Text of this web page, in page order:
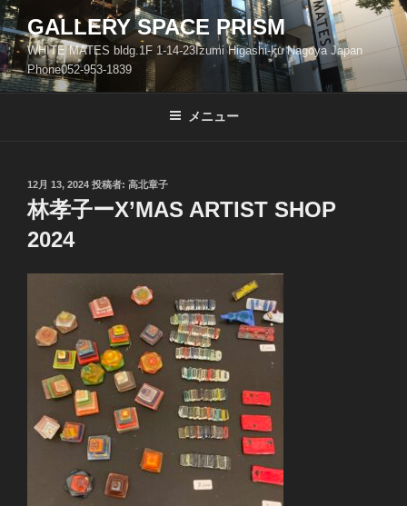
コ
ン
テ
ン
ツ
GALLERY SPACE PRISM
WHITE MATES bldg.1F 1-14-23Izumi Higashi-ku Nagoya Japan
Phone052-953-1839
メニュー
投
稿
日:
12月 13, 2024 投稿者: 高北章子
林孝子ーX’MAS ARTIST SHOP
2024